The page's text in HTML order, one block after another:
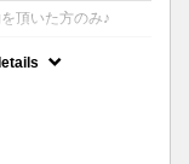
頂いた方のみ♪